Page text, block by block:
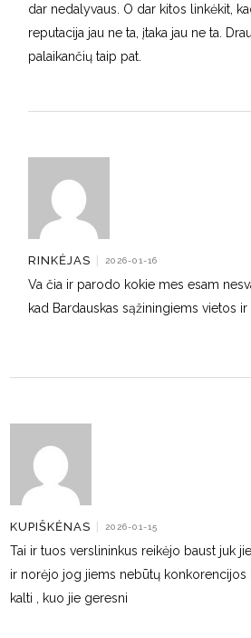
dar nedalyvaus. O dar kitos linkėkit,
reputacija jau ne ta, įtaka jau ne ta.
palaikančių taip pat.
RINKĖJAS | 2026-01-16
Va čia ir parodo kokie mes esam
kad Bardauskas sąžiningiems vietos
KUPIŠKĖNAS | 2026-01-15
Tai ir tuos verslininkus reikėjo baust juk
ir norėjo jog jiems nebūtų konkorencijos
kalti , kuo jie geresni